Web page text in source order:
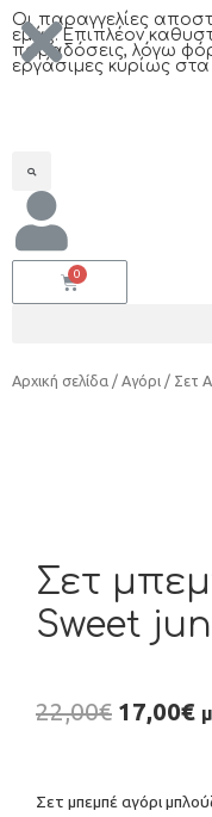
Oι παραγγελίες
εμάς. Επιπλέον
παραδόσεις, λόγω
εργάσιμες κυρίως
Αρχική σελίδα / Αγόρι / Σετ
Σετ
Sweet
22,00€ 17,00€
Σετ μπεμπέ αγόρι